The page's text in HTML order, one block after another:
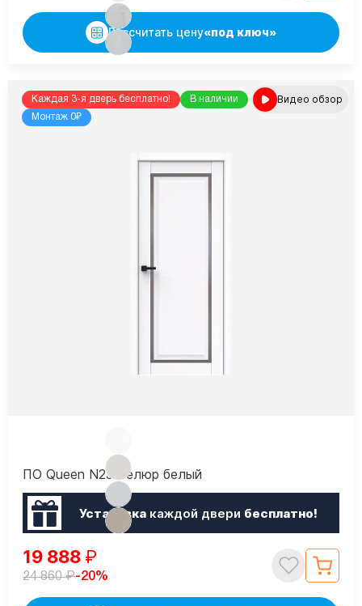
Рассчитать цену«под ключ»
Каждая 3-я дверь бесплатно!
В наличии
Монтаж 0₽
Видео обзор
ПО Queen N23 Велюр белый
Установкакаждой двери бесплатно!
19 888 ₽
24 860₽-20%